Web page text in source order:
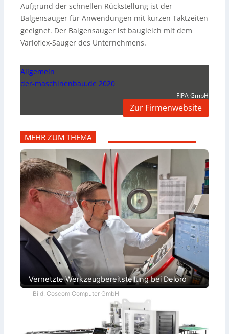
Aufgrund der schnellen Rückstellung ist der
Balgensauger für Anwendungen mit kurzen Taktzeiten
geeignet. Der Balgensauger ist baugleich mit dem
Varioflex-Sauger des Unternehmens.
Allgemein
der-maschinenbau.de 2020
FIPA GmbH
Zur Firmenwebsite
MEHR ZUM THEMA
Vernetzte Werkzeugbereitstellung bei Deloro
Bild: Coscom Computer GmbH